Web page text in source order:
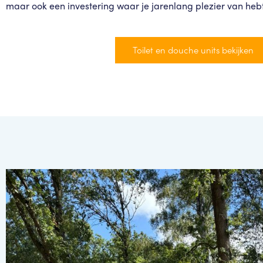
maar ook een investering waar je jarenlang plezier van
Toilet en douche units bekijken